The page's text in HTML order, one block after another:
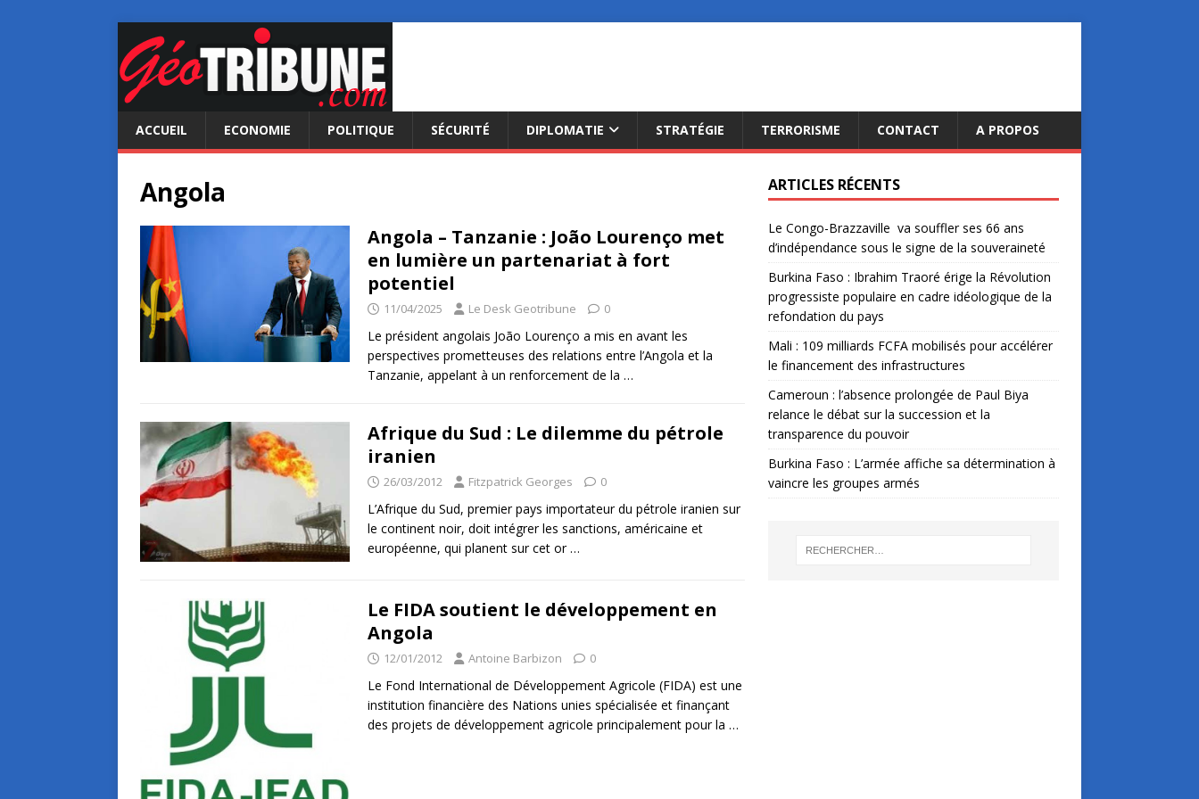
ACCUEIL ECONOMIE POLITIQUE SÉCURITÉ DIPLOMATIE STRATÉGIE TERRORISME CONTACT A PROPOS
Angola
Angola – Tanzanie : João Lourenço met
en lumière un partenariat à fort
potentiel
11/04/2025 Le Desk Geotribune 0
Le président angolais João Lourenço a mis en avant les
perspectives prometteuses des relations entre l’Angola et la
Tanzanie, appelant à un renforcement de la …
Afrique du Sud : Le dilemme du pétrole
iranien
26/03/2012 Fitzpatrick Georges 0
L’Afrique du Sud, premier pays importateur du pétrole iranien sur
le continent noir, doit intégrer les sanctions, américaine et
européenne, qui planent sur cet or…
Le FIDA soutient le développement en
Angola
12/01/2012 Antoine Barbizon 0
Le Fond International de Développement Agricole (FIDA) est une
institution financière des Nations unies spécialisée et finançant
des projets de développement agricole principalement pour la …
ARTICLES RÉCENTS
Le Congo-Brazzaville va souffler ses 66 ans
d’indépendance sous le signe de la souveraineté
Burkina Faso : Ibrahim Traoré érige la Révolution
progressiste populaire en cadre idéologique de la
refondation du pays
Mali : 109 milliards FCFA mobilisés pour accélérer
le financement des infrastructures
Cameroun : l’absence prolongée de Paul Biya
relance le débat sur la succession et la
transparence du pouvoir
Burkina Faso : L’armée affiche sa détermination à
vaincre les groupes armés